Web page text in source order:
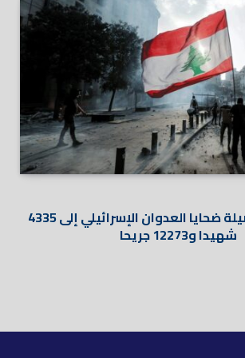
لبنان: ارتفاع حصيلة ضحايا العدوان الإسرائيلي إلى 4335
شهيدا و12273 جريحا